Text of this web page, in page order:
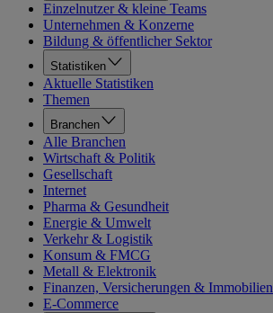
Einzelnutzer & kleine Teams
Unternehmen & Konzerne
Bildung & öffentlicher Sektor
Statistiken
Aktuelle Statistiken
Themen
Branchen
Alle Branchen
Wirtschaft & Politik
Gesellschaft
Internet
Pharma & Gesundheit
Energie & Umwelt
Verkehr & Logistik
Konsum & FMCG
Metall & Elektronik
Finanzen, Versicherungen & Immobilien
E-Commerce